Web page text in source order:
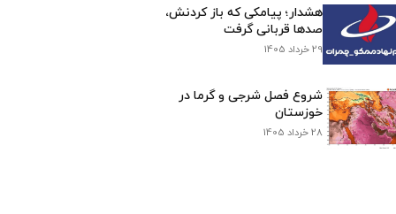
هشدار؛ پیامکی که باز کردنش،
صدها قربانی گرفت
29 خرداد 1405
شروع فصل شرجی و گرما در
خوزستان
28 خرداد 1405